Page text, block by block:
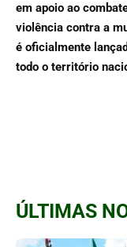
em apoio ao
violência contra a
é oficialmente
todo o território
ÚLTIMAS